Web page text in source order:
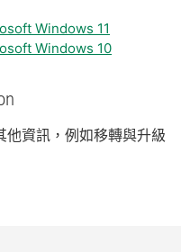
Windows 11
Windows 10
他資訊， 例如移轉與升級